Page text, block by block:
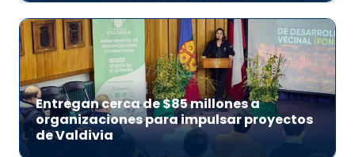
Entregan cerca de $85 millones a
organizaciones para impulsar proyectos
de Valdivia